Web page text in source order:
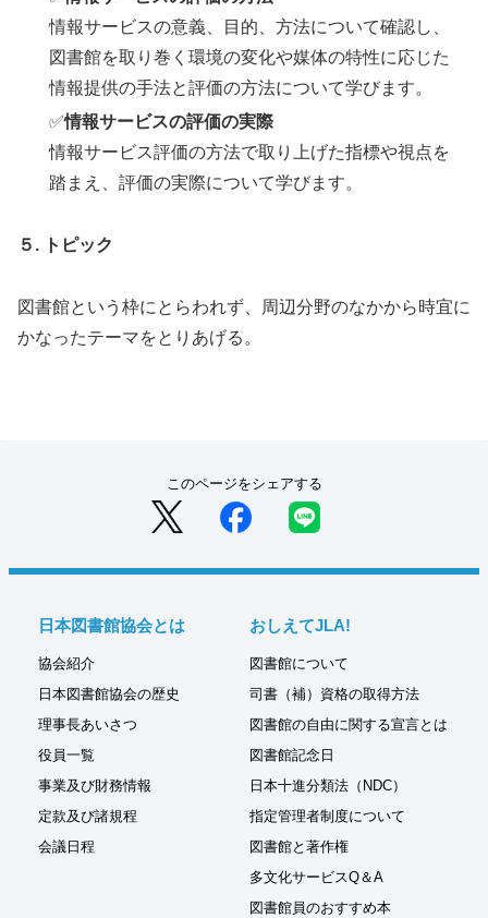
情報サービスの意義、目的、方法について確認し、
図書館を取り巻く環境の変化や媒体の特性に応じた
情報提供の手法と評価の方法について学びます。
✅情報サービスの評価の実際
情報サービス評価の方法で取り上げた指標や視点を
踏まえ、評価の実際について学びます。
５. トピック
図書館という枠にとらわれず、周辺分野のなかから時宜に
かなったテーマをとりあげる。
このページをシェアする
日本図書館協会とは
協会紹介
日本図書館協会の歴史
理事長あいさつ
役員一覧
事業及び財務情報
定款及び諸規程
会議日程
おしえてJLA!
図書館について
司書（補）資格の取得方法
図書館の自由に関する宣言とは
図書館記念日
日本十進分類法（NDC）
指定管理者制度について
図書館と著作権
多文化サービスQ＆A
図書館員のおすすめ本